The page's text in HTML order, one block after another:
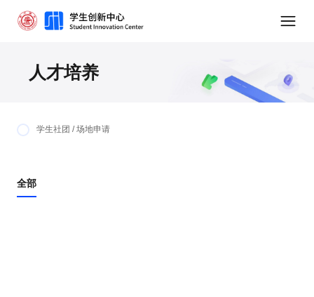
人才培养
学生社团 / 场地申请
全部